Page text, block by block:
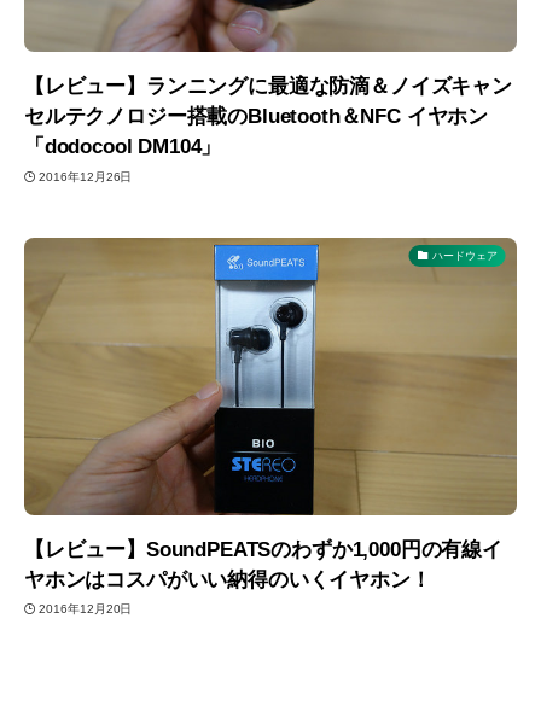
【レビュー】ランニングに最適な防滴＆ノイズキャン
セルテクノロジー搭載のBluetooth＆NFC イヤホン
「dodocool DM104」
2016年12月26日
ハードウェア
【レビュー】SoundPEATSのわずか1,000円の有線イ
ヤホンはコスパがいい納得のいくイヤホン！
2016年12月20日